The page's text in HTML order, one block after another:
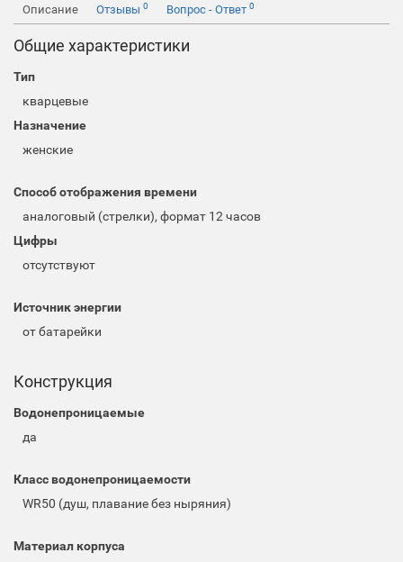
Описание Отзывы 0 Вопрос - Ответ 0
Общие характеристики
Тип
кварцевые
Назначение
женские
Способ отображения времени
аналоговый (стрелки), формат 12 часов
Цифры
отсутствуют
Источник энергии
от батарейки
Конструкция
Водонепроницаемые
да
Класс водонепроницаемости
WR50 (душ, плавание без ныряния)
Материал корпуса